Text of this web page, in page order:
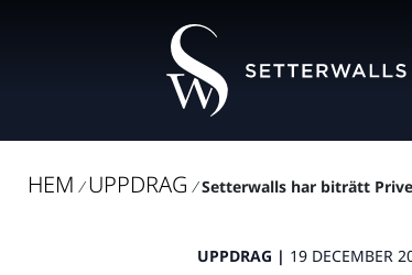
HEM / UPPDRAG / Setterwalls har biträtt
UPPDRAG | 19 DECEMBER